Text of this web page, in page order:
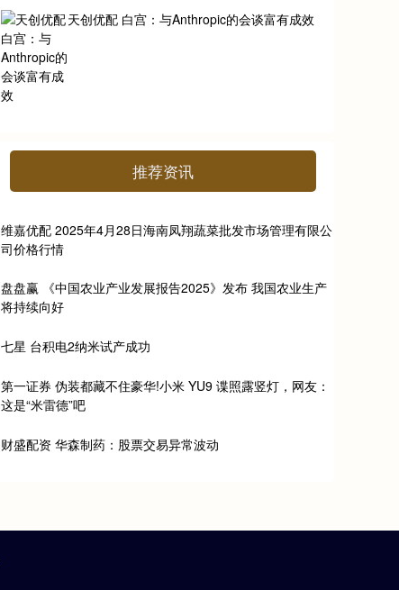
天创优配 白宫：与Anthropic的会谈富有成效
推荐资讯
维嘉优配 2025年4月28日海南凤翔蔬菜批发市场管理有限公
司价格行情
盘盘赢 《中国农业产业发展报告2025》发布 我国农业生产
将持续向好
七星 台积电2纳米试产成功
第一证券 伪装都藏不住豪华!小米 YU9 谍照露竖灯，网友：
这是“米雷德”吧
财盛配资 华森制药：股票交易异常波动